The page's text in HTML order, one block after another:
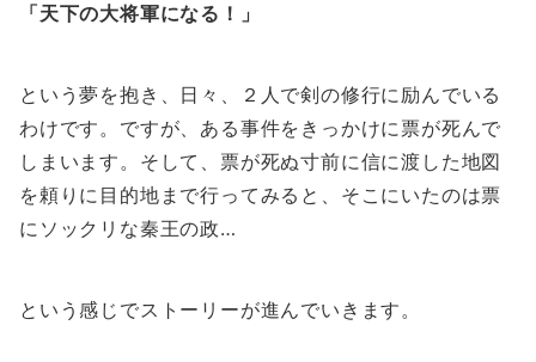
「天下の大将軍になる！」
という夢を抱き、日々、２人で剣の修行に励んでいる
わけです。ですが、ある事件をきっかけに票が死んで
しまいます。そして、票が死ぬ寸前に信に渡した地図
を頼りに目的地まで行ってみると、そこにいたのは票
にソックリな秦王の政…
という感じでストーリーが進んでいきます。